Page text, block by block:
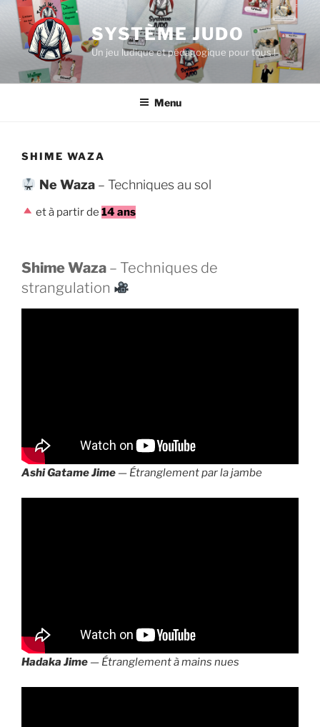
Aller
contenu
principal
SYSTÈME JUDO
Un jeu ludique et pédagogique pour tous !
Menu
SHIME WAZA
Ne Waza– Techniques au sol
et à partir de14 ans
Shime Waza – Techniques de
strangulation
Ashi Gatame Jime — Étranglement par la jambe
Hadaka Jime — Étranglement à mains nues